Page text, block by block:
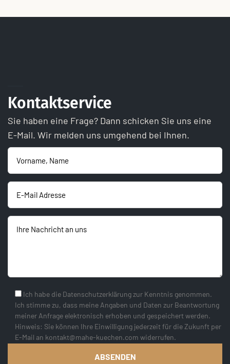
Kontaktservice
Sie haben eine Frage? Dann schicken Sie uns eine
E-Mail. Wir melden uns umgehend bei Ihnen.
Ich habe die Datenschutzerklärung zur Kenntnis genommen.
Ich stimme zu, dass meine Angaben und Daten zur Beantwortung
meiner Anfrage elektronisch erhoben und gespeichert werden.
Hinweis: Sie können Ihre Einwilligung jederzeit für die Zukunft per
E-Mail an kontakt@mahe-kuechen.com widerrufen.